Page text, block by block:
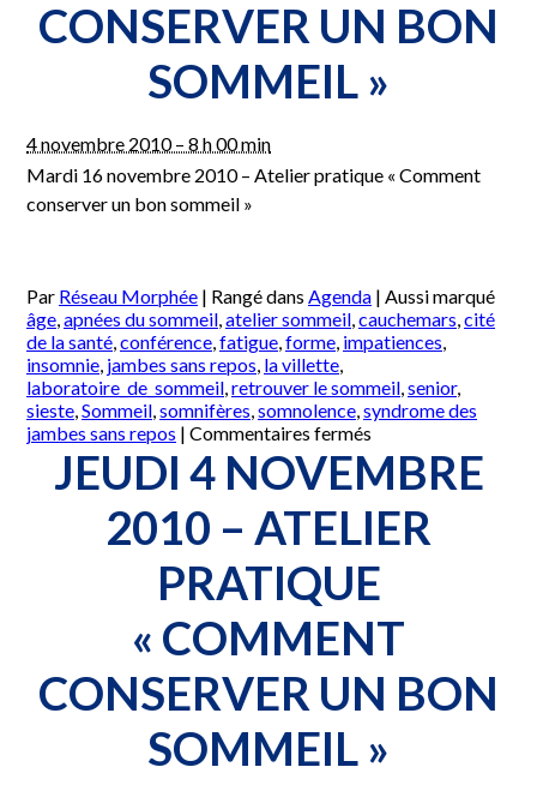
bon
sommeil »
CONSERVER UN BON
SOMMEIL »
4 novembre 2010 – 8 h 00 min
Mardi 16 novembre 2010 – Atelier pratique « Comment
conserver un bon sommeil »
Par Réseau Morphée | Rangé dans Agenda | Aussi marqué
âge,apnées du sommeil,atelier sommeil,cauchemars,cité
de la santé,conférence,fatigue,forme, impatiences,
insomnie, jambes sans repos, la villette,
laboratoire_de_sommeil,retrouver le sommeil,senior,
sieste,Sommeil,somnifères,somnolence,syndrome des
jambes sans repos | Commentaires fermés
Mardi
16
2010
–
Atelier
pratique
un
bon
sommeil »
JEUDI 4 NOVEMBRE
2010 – ATELIER
PRATIQUE
« COMMENT
CONSERVER UN BON
SOMMEIL »